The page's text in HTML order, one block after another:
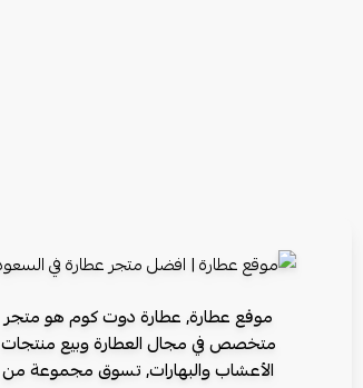
موقع عطارة, عطارة دوت كوم هو متجر
متخصص في مجال العطارة وبيع منتجات
الأعشاب والبهارات, تسوق مجموعة من